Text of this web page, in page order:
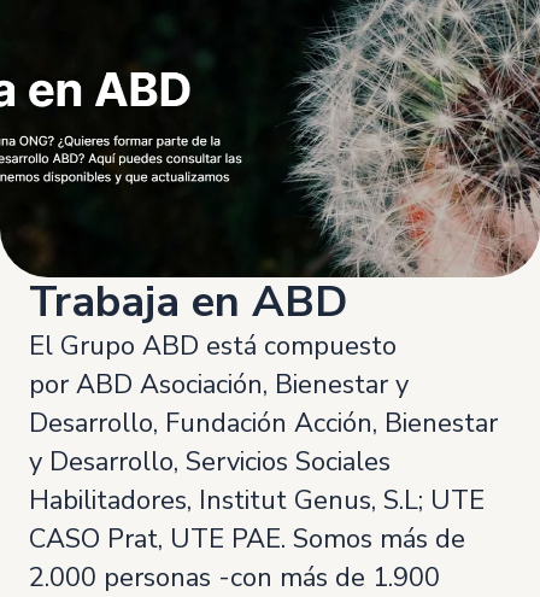
Trabaja en ABD
El Grupo ABD está compuesto
por ABD Asociación, Bienestar y
Desarrollo, Fundación Acción, Bienestar
y Desarrollo, Servicios Sociales
Habilitadores, Institut Genus, S.L; UTE
CASO Prat, UTE PAE. Somos más de
2.000 personas -con más de 1.900